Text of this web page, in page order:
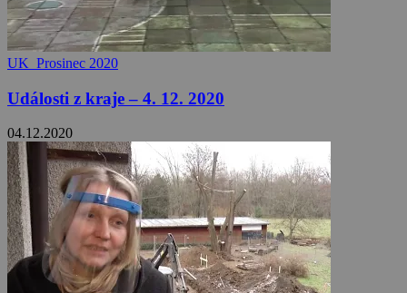
UK_Prosinec 2020
Události z kraje – 4. 12. 2020
04.12.2020